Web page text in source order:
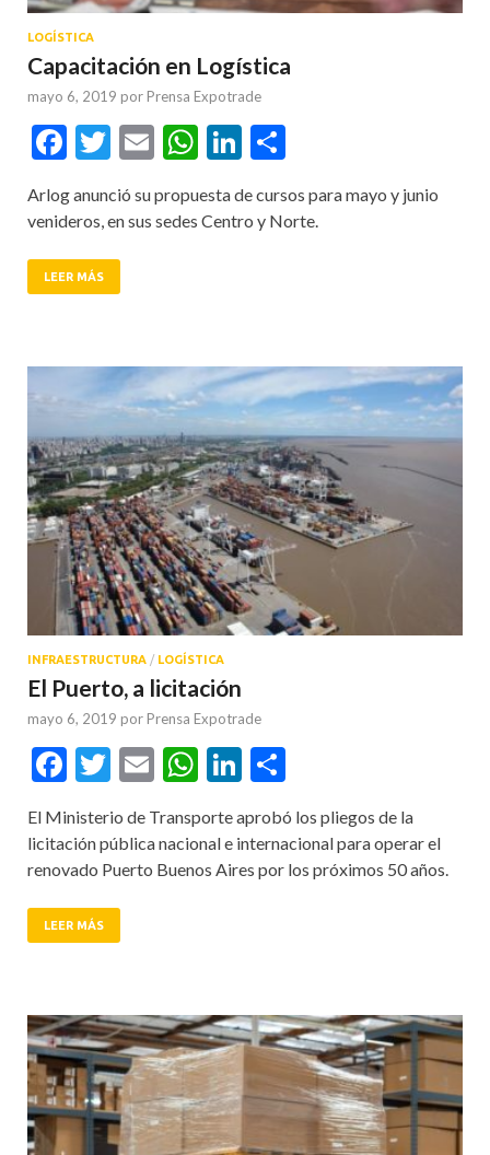
LOGÍSTICA
Capacitación en Logística
mayo 6, 2019 por Prensa Expotrade
Facebook
Twitter
EmailWhatsApp
LinkedIn
Arlog anunció su propuesta de cursos para mayo y junio
venideros, en sus sedes Centro y Norte.
LEER MÁS
INFRAESTRUCTURA / LOGÍSTICA
El Puerto, a licitación
mayo 6, 2019 por Prensa Expotrade
Facebook
Twitter
EmailWhatsApp
LinkedIn
El Ministerio de Transporte aprobó los pliegos de la
licitación pública nacional e internacional para operar el
renovado Puerto Buenos Aires por los próximos 50 años.
LEER MÁS